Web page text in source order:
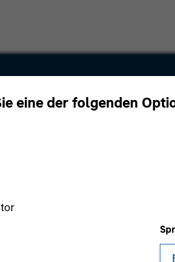
eine der folgenden